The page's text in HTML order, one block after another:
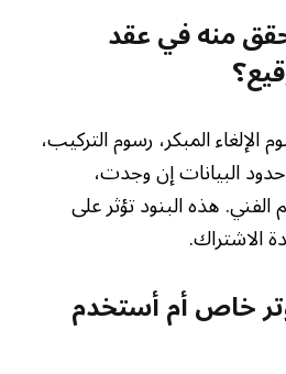
منه في عقد
المبكر، رسوم التركيب،
البيانات إن وجدت،
هذه البنود تؤثر على
الاشتراك.
خاص أم أستخدم